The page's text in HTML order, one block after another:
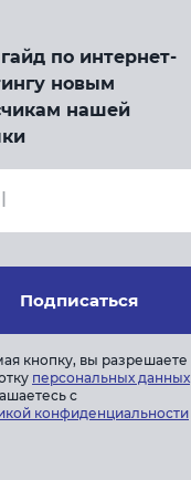
по интернет-
новым
нашей
Подписаться
кнопку, вы разрешаете
персональных данных
с
конфиденциальности